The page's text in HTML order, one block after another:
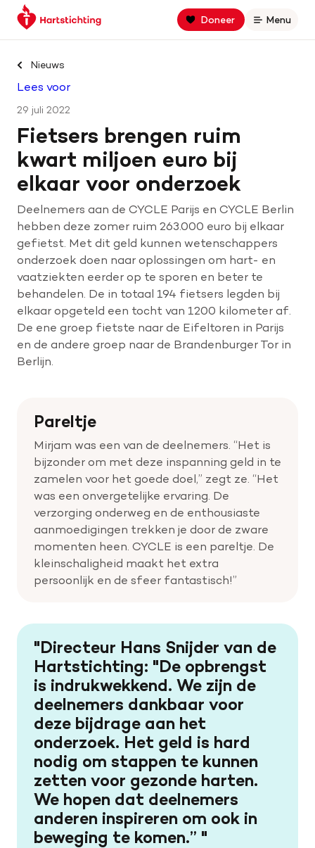
Spring
naar
Spring
naar
navigatie
Keer
terug
de
homepage
Doneer
Open
Menu
Zoek binnen hartstichting.nl
Zoeken
Home
Hart- en vaatziekten
Oorzaken
Is jouw hart gezond?
Help mee met geld
Help mee met tijd
Wetenschappelijk onderzoek
Doneer
Nieuws
Lees voor
29 juli 2022
Fietsers brengen ruim
kwart miljoen euro bij
elkaar voor onderzoek
Deelnemers aan de CYCLE Parijs en CYCLE Berlin
hebben deze zomer ruim 263.000 euro bij elkaar
gefietst. Met dit geld kunnen wetenschappers
onderzoek doen naar oplossingen om hart- en
vaatziekten eerder op te sporen en beter te
behandelen. De in totaal 194 fietsers legden bij
elkaar opgeteld een tocht van 1200 kilometer af.
De ene groep fietste naar de Eifeltoren in Parijs
en de andere groep naar de Brandenburger Tor in
Berlijn.
Pareltje
Mirjam was een van de deelnemers. “Het is
bijzonder om met deze inspanning geld in te
zamelen voor het goede doel,” zegt ze. “Het
was een onvergetelijke ervaring. De
verzorging onderweg en de enthousiaste
aanmoedigingen trekken je door de zware
momenten heen. CYCLE is een pareltje. De
kleinschaligheid maakt het extra
persoonlijk en de sfeer fantastisch!”
Directeur Hans Snijder van de
Hartstichting: "De opbrengst
is indrukwekkend. We zijn de
deelnemers dankbaar voor
deze bijdrage aan het
onderzoek. Het geld is hard
nodig om stappen te kunnen
zetten voor gezonde harten.
We hopen dat deelnemers
anderen inspireren om ook in
beweging te komen.”